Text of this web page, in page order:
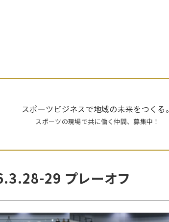
スポーツビジネスで地域の未来をつくる。
スポーツの現場で共に働く仲間、募集中！
29 プレーオフ